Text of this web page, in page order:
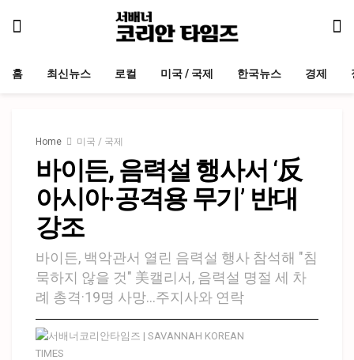
홈 최신뉴스 로컬 미국 / 국제 한국뉴스 경제
Home 미국 / 국제
바이든, 음력설 행사서 ‘反
아시아·공격용 무기’ 반대
강조
바이든, 백악관서 열린 음력설 행사 참석해 "침
묵하지 않을 것" 美캘리서, 음력설 명절 세 차
례 총격·19명 사망…주지사와 연락